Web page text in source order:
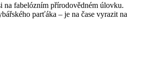
na fabelózním přírodovědném úlovku.
parťáka – je na čase vyrazit na